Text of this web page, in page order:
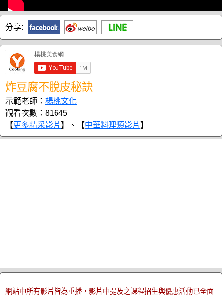
分享:
炸豆腐不脫皮秘訣
示範老師： 楊桃文化
觀看次數：81645
【更多精采影片 】、【中華料理類影片 】
網站中所有影片皆為重播，影片中提及之課程招生與優惠活動已全面